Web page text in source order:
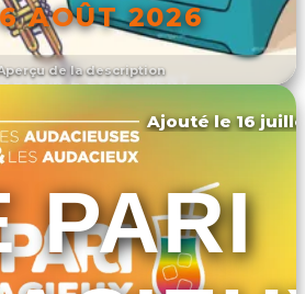
de la description
AOÛT 2026
L'ÉVÉNEMENT
Ajouté le 16
PARI